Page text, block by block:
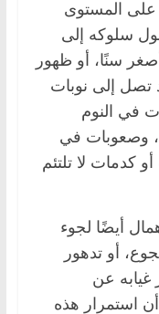
على المستوى
سلوكه إلى
أصغر سنًا، أو ظهور
تصل إلى نوبات
في النوم
وصعوبات في
كدمات لا تلتئم
أيضًا لجوء
أو تدهور
غيابه عن
استمرار هذه